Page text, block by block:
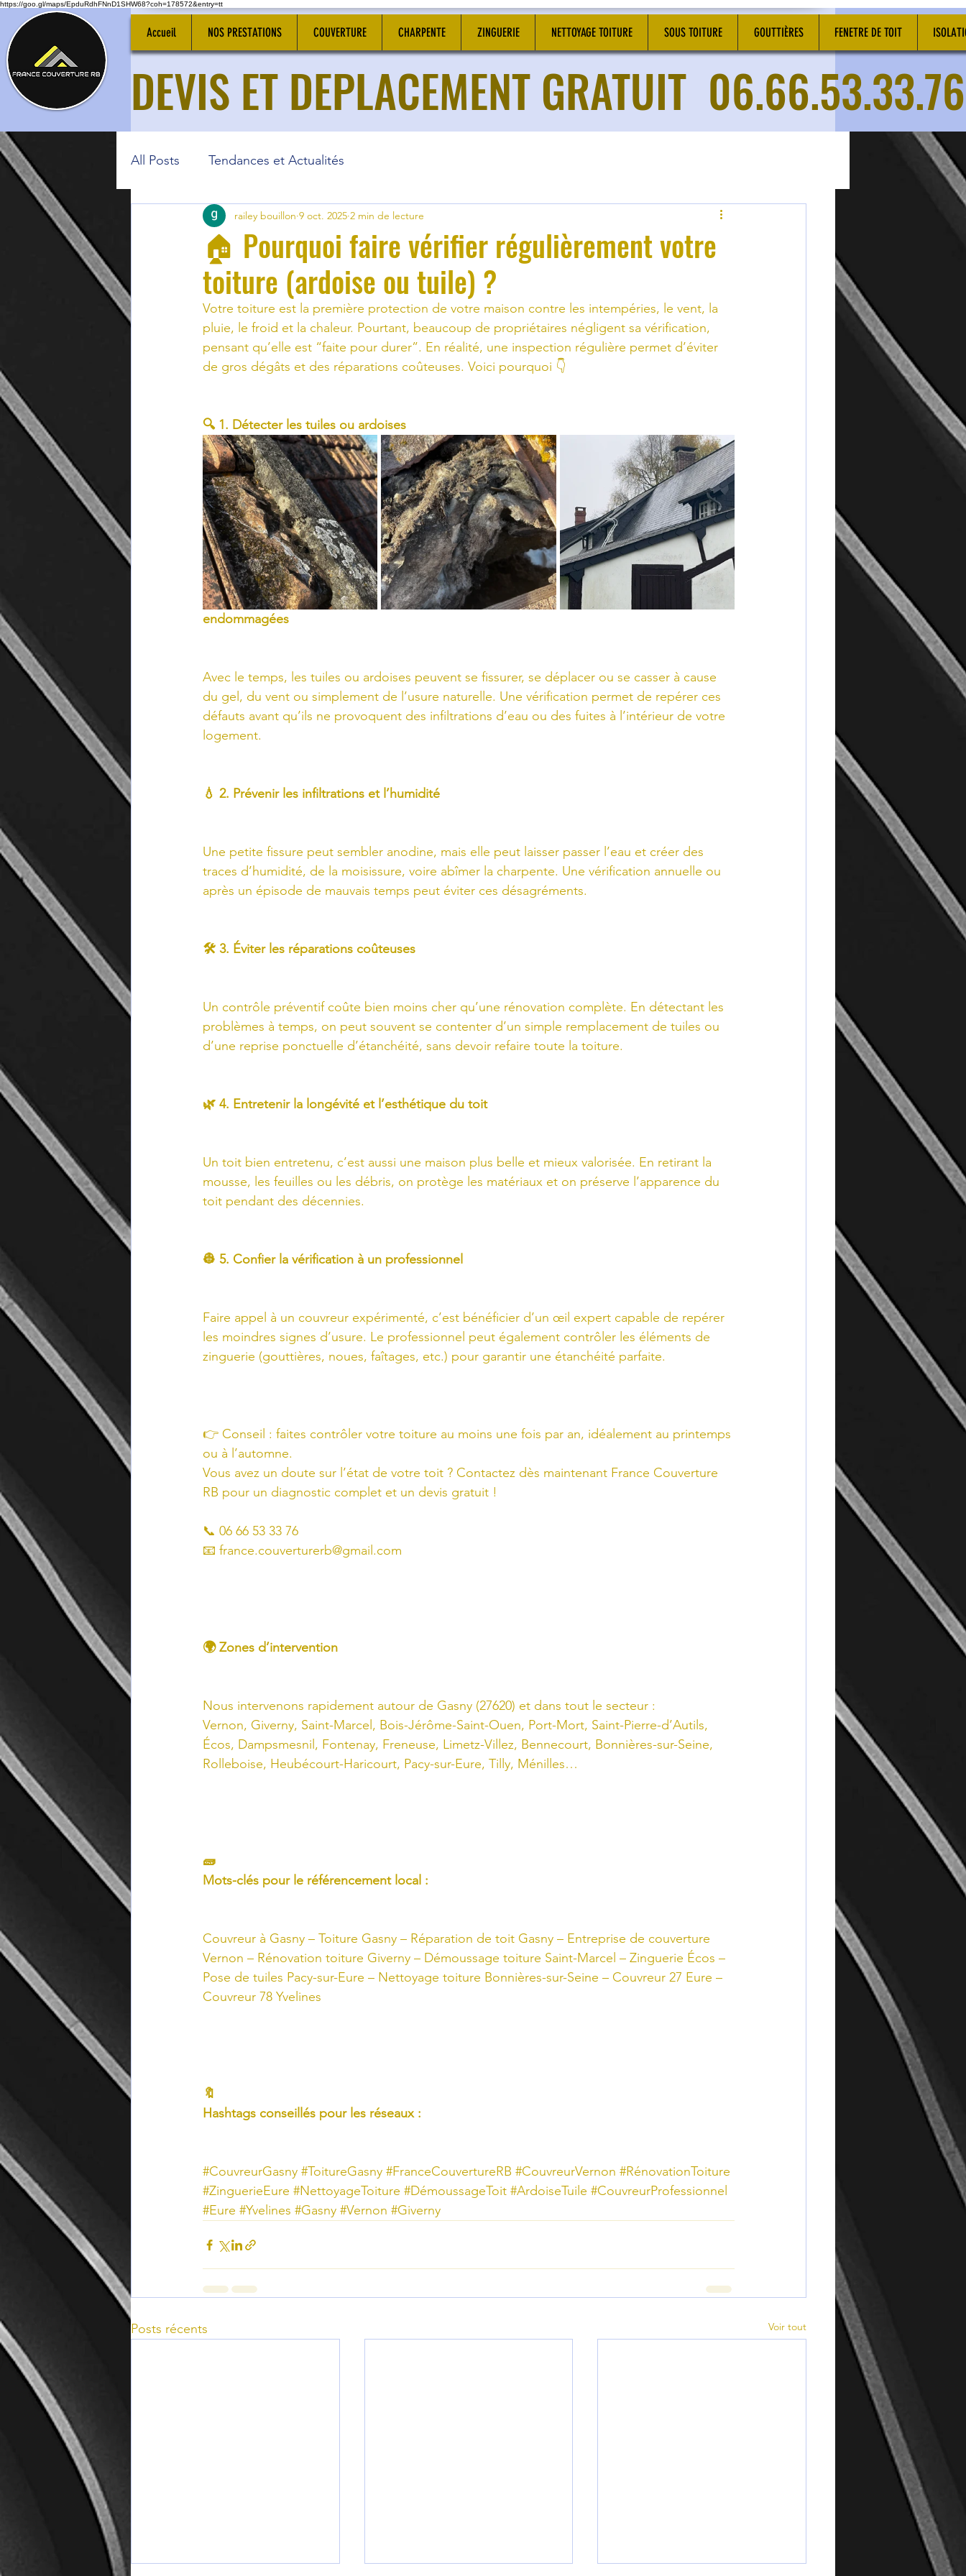
https://goo.gl/maps/EpduRdhFNnD1SHW68?coh=178572&entry=tt
Accueil NOS PRESTATIONS COUVERTURE CHARPENTE ZINGUERIE NETTOYAGE TOITURE SOUS TOITURE GOUTTIÈRES FENETRE DE TOIT
DEVIS ET DEPLACEMENT GRATUIT 06.66.53.33.76
All Posts Tendances et Actualités
🏠 Pourquoi faire vérifier régulièrement votre
toiture (ardoise ou tuile) ?
railey bouillon 9 oct. 2025 2 min de lecture
Votre toiture est la première protection de votre maison contre les intempéries, le vent, la
pluie, le froid et la chaleur. Pourtant, beaucoup de propriétaires négligent sa vérification,
pensant qu’elle est “faite pour durer”. En réalité, une inspection régulière permet d’éviter
de gros dégâts et des réparations coûteuses. Voici pourquoi 👇
🔍 1. Détecter les tuiles ou ardoises
endommagées
Avec le temps, les tuiles ou ardoises peuvent se fissurer, se déplacer ou se casser à cause
du gel, du vent ou simplement de l’usure naturelle. Une vérification permet de repérer ces
défauts avant qu’ils ne provoquent des infiltrations d’eau ou des fuites à l’intérieur de votre
logement.
💧 2. Prévenir les infiltrations et l’humidité
Une petite fissure peut sembler anodine, mais elle peut laisser passer l’eau et créer des
traces d’humidité, de la moisissure, voire abîmer la charpente. Une vérification annuelle ou
après un épisode de mauvais temps peut éviter ces désagréments.
🛠️ 3. Éviter les réparations coûteuses
Un contrôle préventif coûte bien moins cher qu’une rénovation complète. En détectant les
problèmes à temps, on peut souvent se contenter d’un simple remplacement de tuiles ou
d’une reprise ponctuelle d’étanchéité, sans devoir refaire toute la toiture.
🌿 4. Entretenir la longévité et l’esthétique du toit
Un toit bien entretenu, c’est aussi une maison plus belle et mieux valorisée. En retirant la
mousse, les feuilles ou les débris, on protège les matériaux et on préserve l’apparence du
toit pendant des décennies.
👷 5. Confier la vérification à un professionnel
Faire appel à un couvreur expérimenté, c’est bénéficier d’un œil expert capable de repérer
les moindres signes d’usure. Le professionnel peut également contrôler les éléments de
zinguerie (gouttières, noues, faîtages, etc.) pour garantir une étanchéité parfaite.
👉 Conseil : faites contrôler votre toiture au moins une fois par an, idéalement au printemps
ou à l’automne.
Vous avez un doute sur l’état de votre toit ? Contactez dès maintenant France Couverture
RB pour un diagnostic complet et un devis gratuit !
📞 06 66 53 33 76
📧 france.couverturerb@gmail.com
🌍 Zones d’intervention
Nous intervenons rapidement autour de Gasny (27620) et dans tout le secteur :
Vernon, Giverny, Saint-Marcel, Bois-Jérôme-Saint-Ouen, Port-Mort, Saint-Pierre-d’Autils,
Écos, Dampsmesnil, Fontenay, Freneuse, Limetz-Villez, Bennecourt, Bonnières-sur-Seine,
Rolleboise, Heubécourt-Haricourt, Pacy-sur-Eure, Tilly, Ménilles…
🧱
Mots-clés pour le référencement local :
Couvreur à Gasny – Toiture Gasny – Réparation de toit Gasny – Entreprise de couverture
Vernon – Rénovation toiture Giverny – Démoussage toiture Saint-Marcel – Zinguerie Écos –
Pose de tuiles Pacy-sur-Eure – Nettoyage toiture Bonnières-sur-Seine – Couvreur 27 Eure –
Couvreur 78 Yvelines
🔖
Hashtags conseillés pour les réseaux :
#CouvreurGasny #ToitureGasny #FranceCouvertureRB #CouvreurVernon #RénovationToiture
#ZinguerieEure #NettoyageToiture #DémoussageToit #ArdoiseTuile #CouvreurProfessionnel
#Eure #Yvelines #Gasny #Vernon #Giverny
Posts récents Voir tout